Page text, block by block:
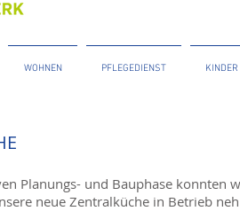
WOHNEN PFLEGEDIENST KINDER
Planungs- und Bauphase konnten
neue Zentralküche in Betrieb